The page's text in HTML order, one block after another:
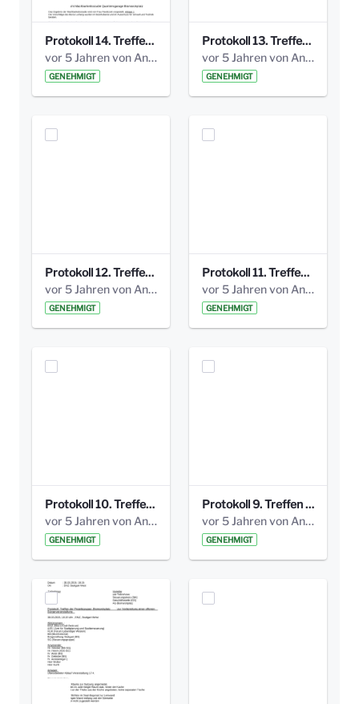
Protokoll 14. Treffen 20160613 AG Bismarckplatz.pdf
vor 5 Jahren von Anni Schlumberger
GENEHMIGT
Protokoll 13. Treffen 20151130 AG Bismarckplatz.pdf
vor 5 Jahren von Anni Schlumberger
GENEHMIGT
Protokoll 12. Treffen 20150921 AG Bismarckplatz.pdf
vor 5 Jahren von Anni Schlumberger
GENEHMIGT
Protokoll 11. Treffen 20150901 AG Bismarckplatz.pdf
vor 5 Jahren von Anni Schlumberger
GENEHMIGT
Protokoll 10. Treffen 20150720 AG Bismarckplatz.pdf
vor 5 Jahren von Anni Schlumberger
GENEHMIGT
Protokoll 9. Treffen 20150528 AG Bismarckplatz.pdf
vor 5 Jahren von Anni Schlumberger
GENEHMIGT